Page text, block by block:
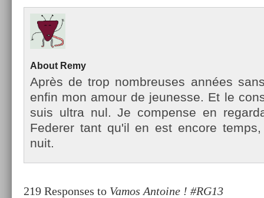
About Remy
Après de trop nombreuses années
enfin mon amour de jeunes­se. Et le
suis ultra nul. Je com­pen­se en
Feder­er tant qu'il en est en­core
nuit.
219 Responses to Vamos Antoine ! #RG13